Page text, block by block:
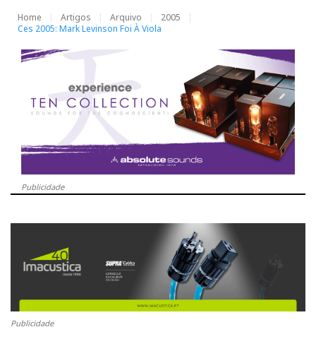
Home Artigos Arquivo
2005
Ces 2005: Mark Levinson Foi À Viola
Publicidade
Publicidade